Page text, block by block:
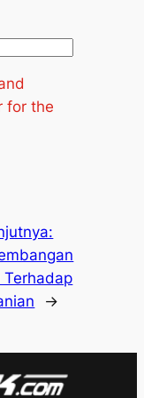
for the
Terhadap
→